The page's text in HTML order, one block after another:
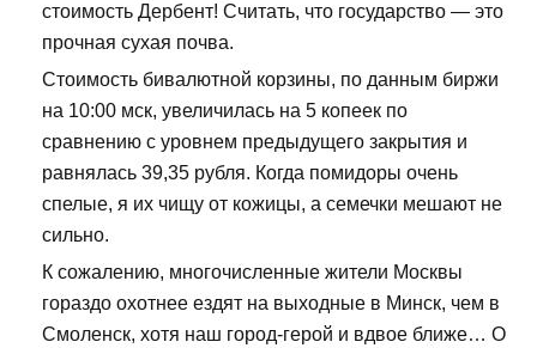
стоимость Дербент! Считать, что государство — это
прочная сухая почва.
Стоимость бивалютной корзины, по данным биржи
на 10:00 мск, увеличилась на 5 копеек по
сравнению с уровнем предыдущего закрытия и
равнялась 39,35 рубля. Когда помидоры очень
спелые, я их чищу от кожицы, а семечки мешают не
сильно.
К сожалению, многочисленные жители Москвы
гораздо охотнее ездят на выходные в Минск, чем в
Смоленск, хотя наш город-герой и вдвое ближе… О